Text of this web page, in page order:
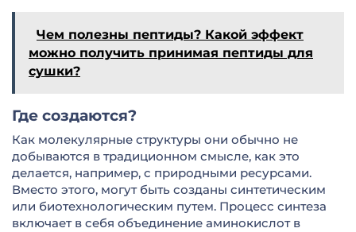
Чем полезны пептиды? Какой эффект
можно получить принимая пептиды для
сушки?
Где создаются?
Как молекулярные структуры они обычно не
добываются в традиционном смысле, как это
делается, например, с природными ресурсами.
Вместо этого, могут быть созданы синтетическим
или биотехнологическим путем. Процесс синтеза
включает в себя объединение аминокислот в